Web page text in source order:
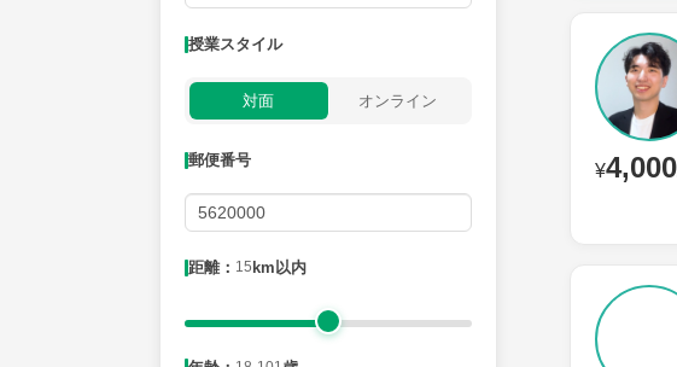
授業スタイル
対面 オンライン
郵便番号
距離： 15 km以内
¥4,000
月曜日 火曜日 日曜
距離：15km以内
年齢：18-101歳